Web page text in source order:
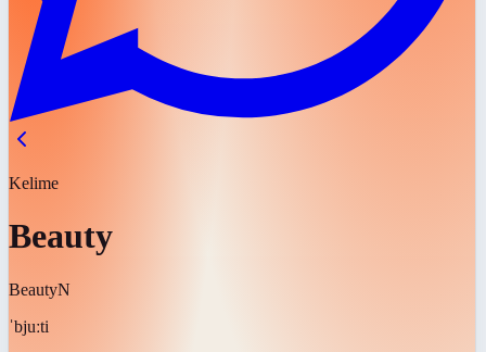
Kelime
Beauty
BeautyN
ˈbjuːti